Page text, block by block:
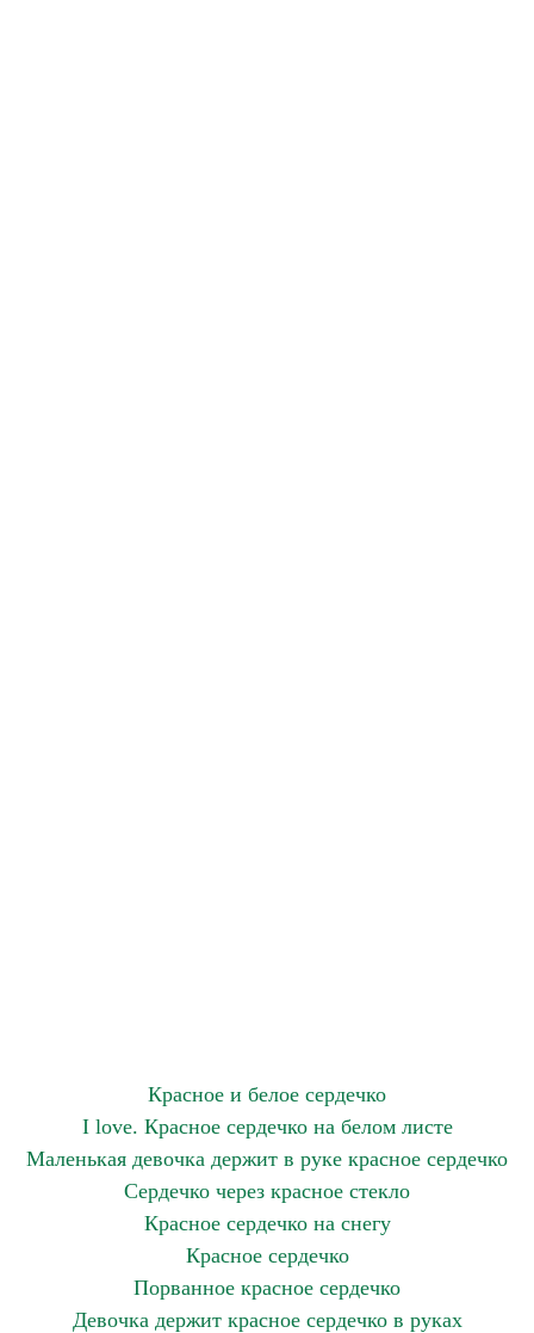
Красное и белое сердечко
I love. Красное сердечко на белом листе
Маленькая девочка держит в руке красное сердечко
Сердечко через красное стекло
Красное сердечко на снегу
Красное сердечко
Порванное красное сердечко
Девочка держит красное сердечко в руках